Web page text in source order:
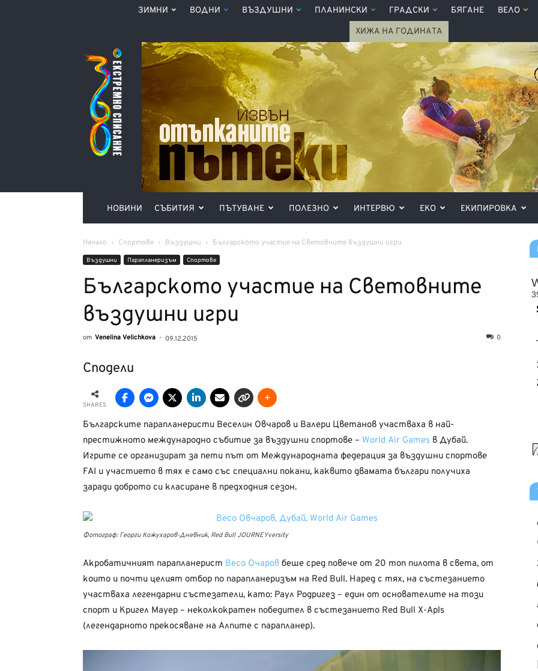
ЗИМНИ ВОДНИ ВЪЗДУШНИ ПЛАНИНСКИ ГРАДСКИ БЯГАНЕ ВЕЛО
ХИЖА НА ГОДИНАТА
Списание
360°
НОВИНИ СЪБИТИЯ ПЪТУВАНЕ ПОЛЕЗНО ИНТЕРВЮ ЕКО ЕКИПИРОВКА
Начало Спортове Въздушни Българското участие на Световните въздушни игри
Въздушни Парапланеризъм Спортове
Българското участие на Световните
въздушни игри
от Venelina Velichkova - 09.12.2015 0
Сподели
SHARES
Българските парапланеристи Веселин Овчаров и Валери Цветанов участваха в най-
престижното международно събитие за въздушни спортове – World Air Games в Дубай.
Игрите се организират за пети път от Международната федерация за въздушни спортове
FAI и участието в тях е само със специални покани, каквито двамата българи получиха
заради доброто си класиране в предходния сезон.
Фотограф: Георги Кожухаров-Дневник, Red Bull JOURNEYversity
Акробатичният парапланерист Весо Очаров беше сред повече от 20 топ пилота в света, от
които и почти целият отбор по парапланеризъм на Red Bull. Наред с тях, на състезанието
участваха легендарни състезатели, като: Раул Родригез – един от основателите на този
спорт и Кригел Мауер – неколкократен победител в състезанието Red Bull X-Apls
(легендарното прекосяване на Алпите с парапланер).